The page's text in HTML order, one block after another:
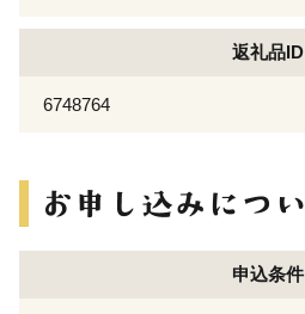
返礼品ID
6748764
申込条件